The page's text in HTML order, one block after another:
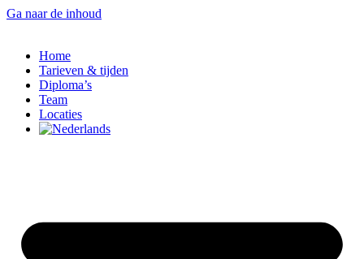
Ga naar de inhoud
Home
Tarieven & tijden
Diploma’s
Team
Locaties